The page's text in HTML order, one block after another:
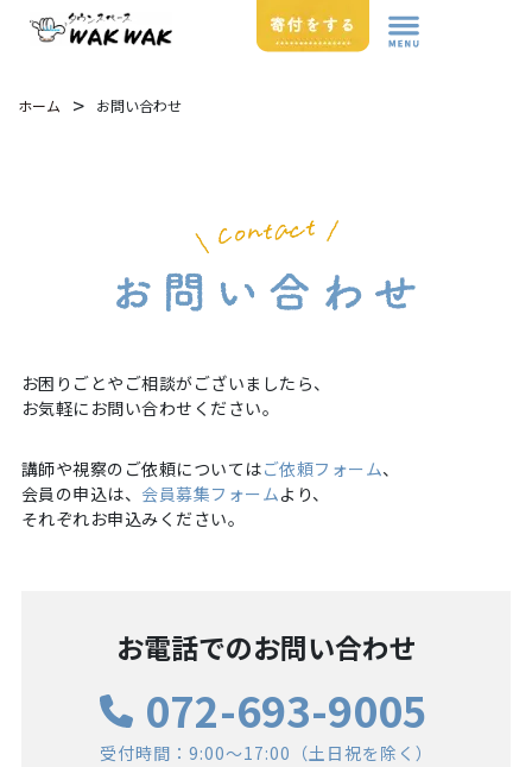
ホーム > お問い合わせ
お困りごとやご相談がございましたら、
お気軽にお問い合わせください。
講師や視察のご依頼についてはご依頼フォーム、
会員の申込は、 会員募集フォームより、
それぞれお申込みください。
お電話でのお問い合わせ
072-693-9005
受付時間：9:00〜17:00（土日祝を除く）